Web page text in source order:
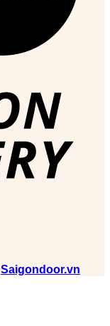
Saigondoor.vn